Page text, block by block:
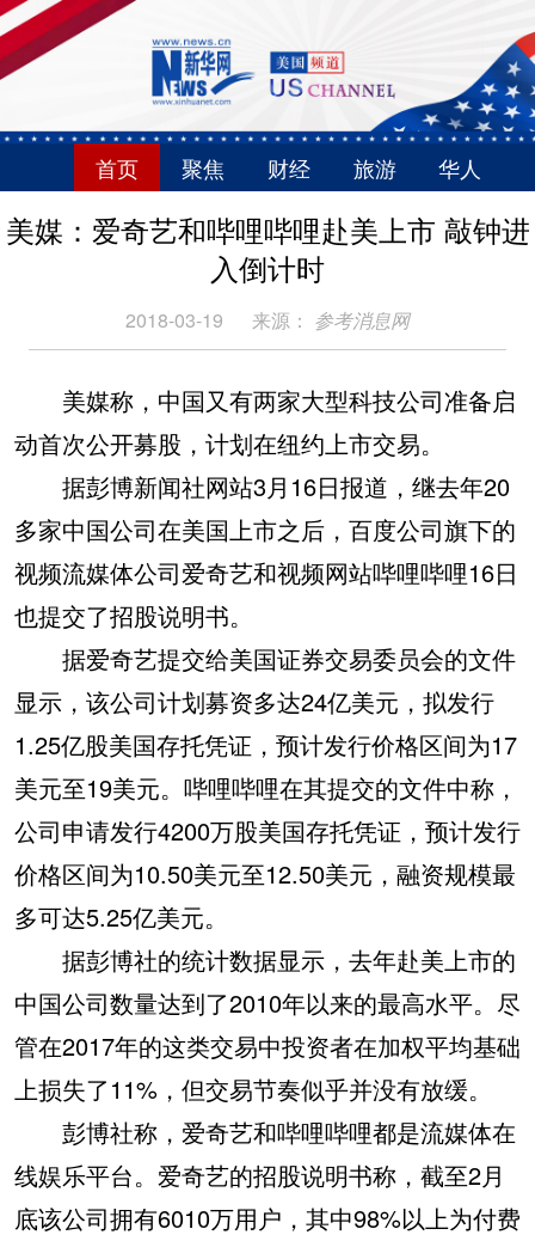
首页 聚焦 财经 旅游 华人
美媒：爱奇艺和哔哩哔哩赴美上市 敲钟进
入倒计时
2018-03-19 来源： 参考消息网
美媒称，中国又有两家大型科技公司准备启
动首次公开募股，计划在纽约上市交易。
据彭博新闻社网站3月16日报道，继去年20
多家中国公司在美国上市之后，百度公司旗下的
视频流媒体公司爱奇艺和视频网站哔哩哔哩16日
也提交了招股说明书。
据爱奇艺提交给美国证券交易委员会的文件
显示，该公司计划募资多达24亿美元，拟发行
1.25亿股美国存托凭证，预计发行价格区间为17
美元至19美元。哔哩哔哩在其提交的文件中称，
公司申请发行4200万股美国存托凭证，预计发行
价格区间为10.50美元至12.50美元，融资规模最
多可达5.25亿美元。
据彭博社的统计数据显示，去年赴美上市的
中国公司数量达到了2010年以来的最高水平。尽
管在2017年的这类交易中投资者在加权平均基础
上损失了11%，但交易节奏似乎并没有放缓。
彭博社称，爱奇艺和哔哩哔哩都是流媒体在
线娱乐平台。爱奇艺的招股说明书称，截至2月
底该公司拥有6010万用户，其中98%以上为付费